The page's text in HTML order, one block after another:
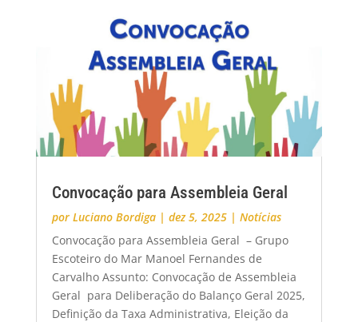
Convocação para Assembleia Geral
por Luciano Bordiga| dez 5, 2025| Notícias
Convocação para Assembleia Geral – Grupo
Escoteiro do Mar Manoel Fernandes de
Carvalho Assunto: Convocação de Assembleia
Geral para Deliberação do Balanço Geral 2025,
Definição da Taxa Administrativa, Eleição da